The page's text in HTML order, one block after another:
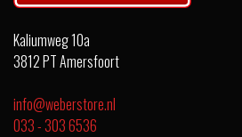
Kaliumweg 10a
3812 PT Amersfoort
info@weberstore.nl
033 - 303 6536